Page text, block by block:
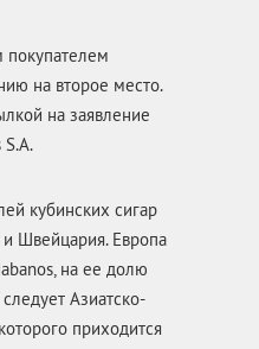
покупателем
на второе место.
на заявление
кубинских сигар
Швейцария. Европа
на ее долю
Азиатско-
приходится